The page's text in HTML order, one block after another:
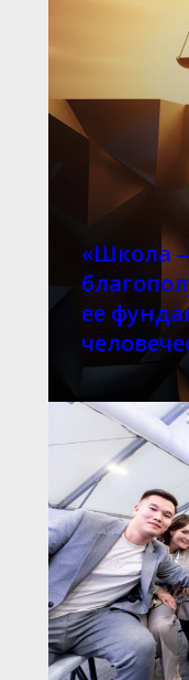
«Школа
ее